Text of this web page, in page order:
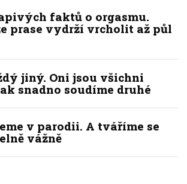
faktů o orgasmu.
prase vydrží vrcholit až půl
jiný. Oni jsou všichni
snadno soudíme druhé
v parodii. A tváříme se
vážně